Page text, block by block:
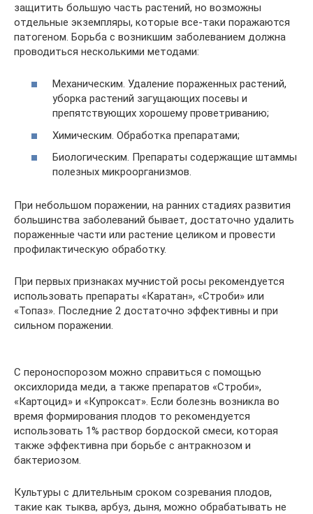
защитить большую часть растений, но возможны
отдельные экземпляры, которые все-таки поражаются
патогеном. Борьба с возникшим заболеванием должна
проводиться несколькими методами:
Механическим. Удаление пораженных растений,
уборка растений загущающих посевы и
препятствующих хорошему проветриванию;
Химическим. Обработка препаратами;
Биологическим. Препараты содержащие штаммы
полезных микроорганизмов.
При небольшом поражении, на ранних стадиях развития
большинства заболеваний бывает, достаточно удалить
пораженные части или растение целиком и провести
профилактическую обработку.
При первых признаках мучнистой росы рекомендуется
использовать препараты «Каратан», «Строби» или
«Топаз». Последние 2 достаточно эффективны и при
сильном поражении.
С пероноспорозом можно справиться с помощью
оксихлорида меди, а также препаратов «Строби»,
«Картоцид» и «Купроксат». Если болезнь возникла во
время формирования плодов то рекомендуется
использовать 1% раствор бордоской смеси, которая
также эффективна при борьбе с антракнозом и
бактериозом.
Культуры с длительным сроком созревания плодов,
такие как тыква, арбуз, дыня, можно обрабатывать не